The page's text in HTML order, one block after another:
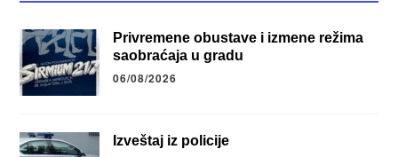
Privremene obustave i izmene režima
saobraćaja u gradu
06/08/2026
Izveštaj iz policije